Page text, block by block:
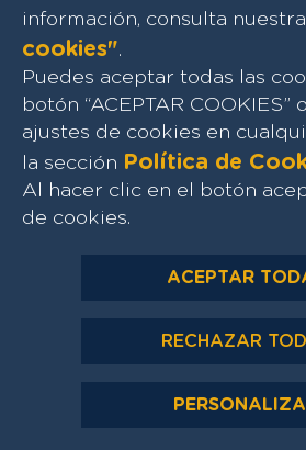
información, consulta nuestra
cookies".
Puedes aceptar todas las
botón “ACEPTAR
ajustes de cookies en
la sección Política de
Al hacer clic en el botón
de cookies.
ACEPTAR
RECHAZAR